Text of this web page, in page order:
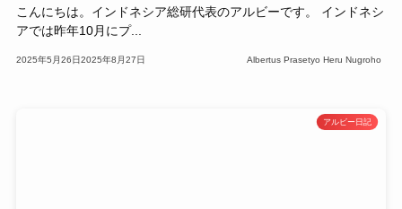
こんにちは。インドネシア総研代表のアルビーです。 インドネシ
アでは昨年10月にプ...
2025年5月26日2025年8月27日 Albertus Prasetyo Heru Nugroho
アルビー日記